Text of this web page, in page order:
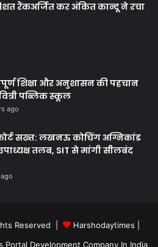
रैंकअर्जित कर अंकित कान्दू ने रचा
शिक्षा और अनुशासन की पहचान
पब्लिक स्कूल
ago
सख्त: लखनऊ कोचिंग अग्निकांड
तलब, SIT से मांगी सीलबंद
Reserved | Harshodaytimes
Portal Development Company In India